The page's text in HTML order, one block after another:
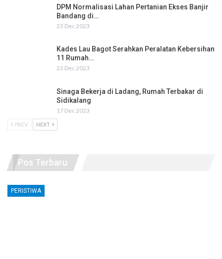
DPM Normalisasi Lahan Pertanian Ekses Banjir
Bandang di…
23 Dec 2023
Kades Lau Bagot Serahkan Peralatan Kebersihan
11 Rumah…
22 Dec 2023
Sinaga Bekerja di Ladang, Rumah Terbakar di
Sidikalang
17 Dec 2023
PREV NEXT
Pos Terbaru
PERISTIWA